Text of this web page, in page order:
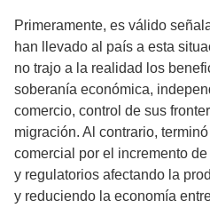
Primeramente, es válido
han llevado al país a esta
no trajo a la realidad los
soberanía económica,
comercio, control de sus
migración. Al contrario,
comercial por el incremento
y regulatorios afectando la
y reduciendo la economía